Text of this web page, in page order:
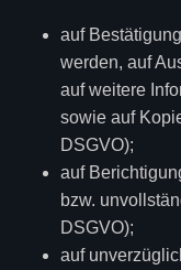
auf
werden, auf
auf weitere
sowie auf
DSGVO);
auf
bzw.
DSGVO);
auf